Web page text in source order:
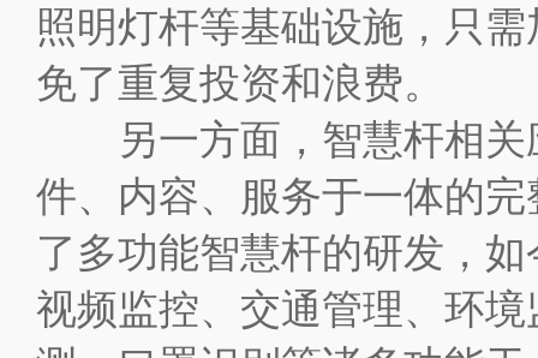
照明灯杆等基础设施，只
免了重复投资和浪费。
另一方面，智慧杆相关
件、内容、服务于一体的
了多功能智慧杆的研发，
视频监控、交通管理、环